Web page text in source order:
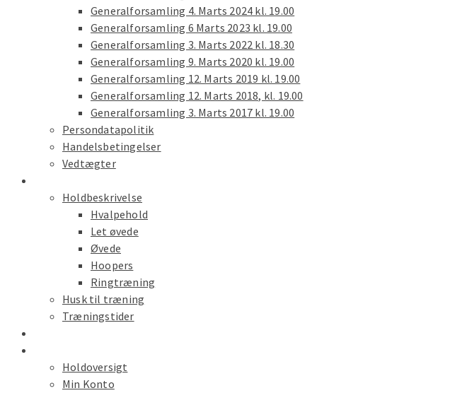
Generalforsamling 4. Marts 2024 kl. 19.00
Generalforsamling 6 Marts 2023 kl. 19.00
Generalforsamling 3. Marts 2022 kl. 18.30
Generalforsamling 9. Marts 2020 kl. 19.00
Generalforsamling 12. Marts 2019 kl. 19.00
Generalforsamling 12. Marts 2018, kl. 19.00
Generalforsamling 3. Marts 2017 kl. 19.00
Persondatapolitik
Handelsbetingelser
Vedtægter
Holdbeskrivelse
Hvalpehold
Let øvede
Øvede
Hoopers
Ringtræning
Husk til træning
Træningstider
Holdoversigt
Min Konto